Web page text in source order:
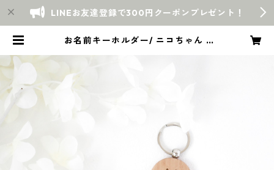
LINEお友達登録で300円クーポンプレゼント！
お名前キーホルダー/ ニコちゃん /